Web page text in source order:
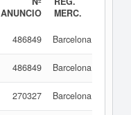
ANUNCIO
MERC.
486849 Barcelona
486849 Barcelona
270327 Barcelona